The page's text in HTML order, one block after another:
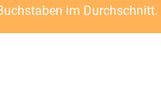
im Durchschnitt.